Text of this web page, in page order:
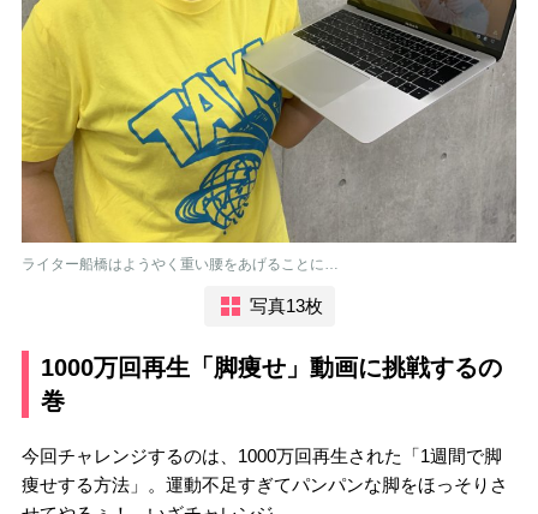
ライター船橋はようやく重い腰をあげることに…
写真13枚
1000万回再生「脚痩せ」動画に挑戦するの
巻
今回チャレンジするのは、1000万回再生された「1週間で脚
痩せする方法」。運動不足すぎてパンパンな脚をほっそりさ